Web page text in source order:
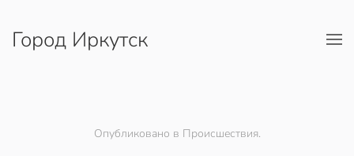
Перейти к содержимому
Город Иркутск
Опубликовано в Происшествия.